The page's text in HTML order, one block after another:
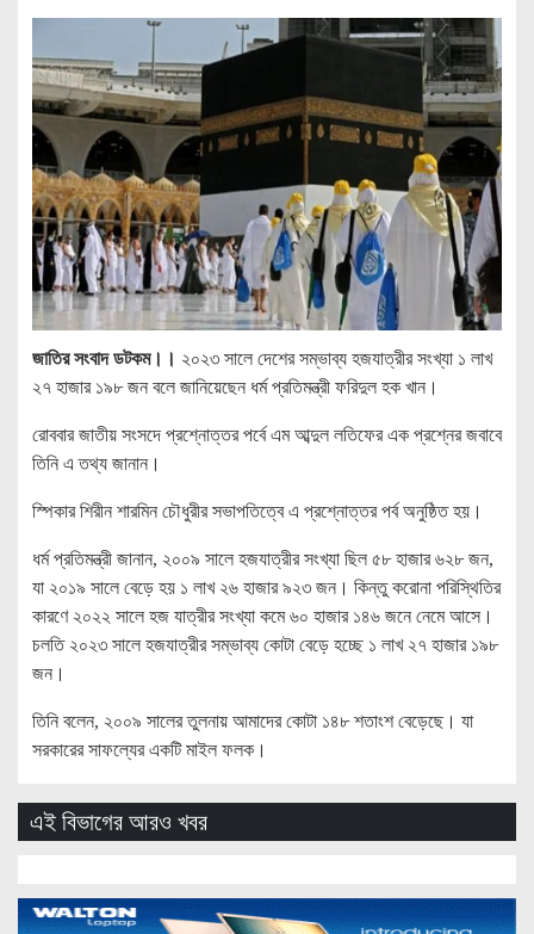
জাতির সংবাদ ডটকম।। ২০২৩ সালে দেশের সম্ভাব্য হজযাত্রীর সংখ্যা ১ লাখ
২৭ হাজার ১৯৮ জন বলে জানিয়েছেন ধর্ম প্রতিমন্ত্রী ফরিদুল হক খান।
রোববার জাতীয় সংসদে প্রশ্নোত্তর পর্বে এম আব্দুল লতিফের এক প্রশ্নের জবাবে
তিনি এ তথ্য জানান।
স্পিকার শিরীন শারমিন চৌধুরীর সভাপতিত্বে এ প্রশ্নোত্তর পর্ব অনুষ্ঠিত হয়।
ধর্ম প্রতিমন্ত্রী জানান, ২০০৯ সালে হজযাত্রীর সংখ্যা ছিল ৫৮ হাজার ৬২৮ জন,
যা ২০১৯ সালে বেড়ে হয় ১ লাখ ২৬ হাজার ৯২৩ জন। কিন্তু করোনা পরিস্থিতির
কারণে ২০২২ সালে হজ যাত্রীর সংখ্যা কমে ৬০ হাজার ১৪৬ জনে নেমে আসে।
চলতি ২০২৩ সালে হজযাত্রীর সম্ভাব্য কোটা বেড়ে হচ্ছে ১ লাখ ২৭ হাজার ১৯৮
জন।
তিনি বলেন, ২০০৯ সালের তুলনায় আমাদের কোটা ১৪৮ শতাংশ বেড়েছে। যা
সরকারের সাফল্যের একটি মাইল ফলক।
এই বিভাগের আরও খবর